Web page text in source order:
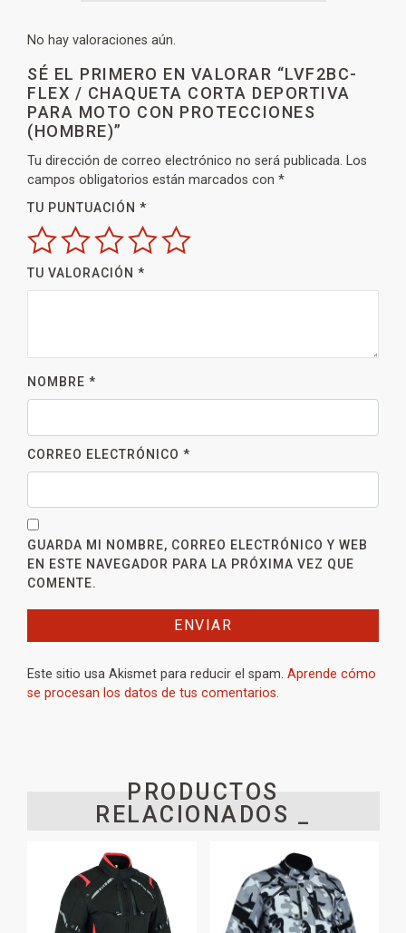
No hay valoraciones aún.
SÉ EL PRIMERO EN VALORAR “LVF2BC-
FLEX / CHAQUETA CORTA DEPORTIVA
PARA MOTO CON PROTECCIONES
(HOMBRE)”
Tu dirección de correo electrónico no será publicada. Los
campos obligatorios están marcados con *
TU PUNTUACIÓN *
TU VALORACIÓN *
NOMBRE *
CORREO ELECTRÓNICO *
GUARDA MI NOMBRE, CORREO ELECTRÓNICO Y WEB
EN ESTE NAVEGADOR PARA LA PRÓXIMA VEZ QUE
COMENTE.
Este sitio usa Akismet para reducir el spam. Aprende cómo
se procesan los datos de tus comentarios.
PRODUCTOS
RELACIONADOS _